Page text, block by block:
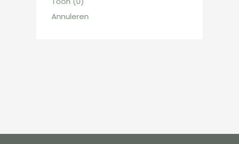
Annuleren